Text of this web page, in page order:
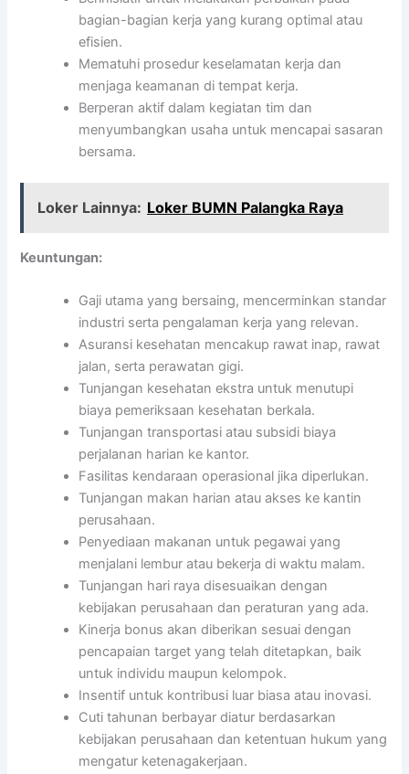
bagian-bagian kerja yang kurang optimal atau
efisien.
Mematuhi prosedur keselamatan kerja dan
menjaga keamanan di tempat kerja.
Berperan aktif dalam kegiatan tim dan
menyumbangkan usaha untuk mencapai sasaran
bersama.
Loker Lainnya: Loker BUMN Palangka Raya
Keuntungan:
Gaji utama yang bersaing, mencerminkan standar
industri serta pengalaman kerja yang relevan.
Asuransi kesehatan mencakup rawat inap, rawat
jalan, serta perawatan gigi.
Tunjangan kesehatan ekstra untuk menutupi
biaya pemeriksaan kesehatan berkala.
Tunjangan transportasi atau subsidi biaya
perjalanan harian ke kantor.
Fasilitas kendaraan operasional jika diperlukan.
Tunjangan makan harian atau akses ke kantin
perusahaan.
Penyediaan makanan untuk pegawai yang
menjalani lembur atau bekerja di waktu malam.
Tunjangan hari raya disesuaikan dengan
kebijakan perusahaan dan peraturan yang ada.
Kinerja bonus akan diberikan sesuai dengan
pencapaian target yang telah ditetapkan, baik
untuk individu maupun kelompok.
Insentif untuk kontribusi luar biasa atau inovasi.
Cuti tahunan berbayar diatur berdasarkan
kebijakan perusahaan dan ketentuan hukum yang
mengatur ketenagakerjaan.